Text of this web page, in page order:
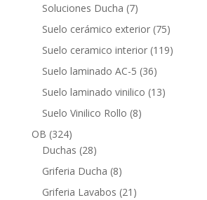
Soluciones Ducha 77
productos
Suelo cerámico exterior 7575
productos
Suelo ceramico interior 119119
Suelo laminado AC-5 3636
productos
Suelo laminado vinilico 1313
Suelo Vinilico Rollo 88
OB 324324
productos
Duchas 2828
productos
Griferia Ducha 88
productos
Griferia Lavabos 21 21